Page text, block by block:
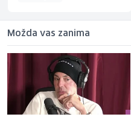
Možda vas zanima